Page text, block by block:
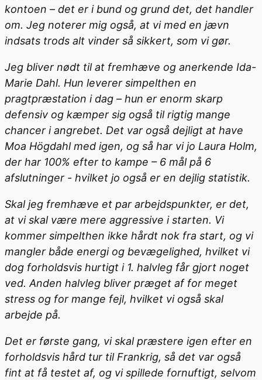
kontoen – det er i bund og grund det, det handler
om. Jeg noterer mig også, at vi med en jævn
indsats trods alt vinder så sikkert, som vi gør.
Jeg bliver nødt til at fremhæve og anerkende Ida-
Marie Dahl. Hun leverer simpelthen en
pragtpræstation i dag – hun er enorm skarp
defensiv og kæmper sig også til rigtig mange
chancer i angrebet. Det var også dejligt at have
Moa Högdahl med igen, og så har vi jo Laura Holm,
der har 100% efter to kampe – 6 mål på 6
afslutninger - hvilket jo også er en dejlig statistik.
Skal jeg fremhæve et par arbejdspunkter, er det,
at vi skal være mere aggressive i starten. Vi
kommer simpelthen ikke hårdt nok fra start, og vi
mangler både energi og bevægelighed, hvilket vi
dog forholdsvis hurtigt i 1. halvleg får gjort noget
ved. Anden halvleg bliver præget af for meget
stress og for mange fejl, hvilket vi også skal
arbejde på.
Det er første gang, vi skal præstere igen efter en
forholdsvis hård tur til Frankrig, så det var også
fint at få testet af, og vi spillede fornuftigt, selvom